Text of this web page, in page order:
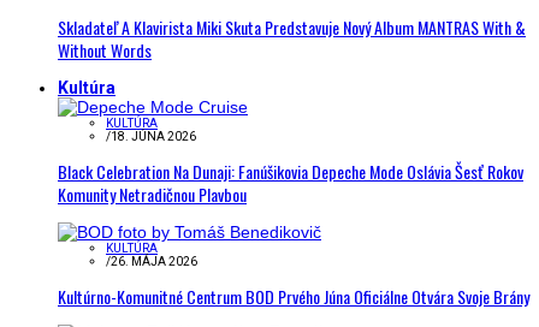
Skladateľ A Klavirista Miki Skuta Predstavuje Nový Album MANTRAS With &
Without Words
Kultúra
KULTÚRA
/18. JÚNA 2026
Black Celebration Na Dunaji: Fanúšikovia Depeche Mode Oslávia Šesť Rokov
Komunity Netradičnou Plavbou
KULTÚRA
/26. MÁJA 2026
Kultúrno-Komunitné Centrum BOD Prvého Júna Oficiálne Otvára Svoje Brány